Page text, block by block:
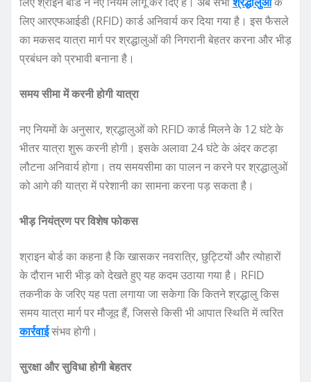
लिए आरएफआईडी (RFID) कार्ड अनिवार्य कर दिया गया है। इस फैसले
का मकसद यात्रा मार्ग पर श्रद्धालुओं की निगरानी बेहतर करना और भीड़
प्रबंधन को प्रभावी बनाना है।
समय सीमा में करनी होगी यात्रा
नए नियमों के अनुसार, श्रद्धालुओं को RFID कार्ड मिलने के 12 घंटे के
भीतर यात्रा शुरू करनी होगी। इसके अलावा 24 घंटे के अंदर कटड़ा
लौटना अनिवार्य होगा। तय समयसीमा का पालन न करने पर श्रद्धालुओं
को आगे की यात्रा में परेशानी का सामना करना पड़ सकता है।
भीड़ नियंत्रण पर विशेष फोकस
श्राइन बोर्ड का कहना है कि खासकर नवरात्रि, छुट्टियों और त्योहारों
के दौरान भारी भीड़ को देखते हुए यह कदम उठाया गया है। RFID
तकनीक के जरिए यह पता लगाया जा सकेगा कि कितने श्रद्धालु किस
समय यात्रा मार्ग पर मौजूद हैं, जिससे किसी भी आपात स्थिति में त्वरित
कार्रवाईसंभव होगी।
सुरक्षा और सुविधा होगी बेहतर